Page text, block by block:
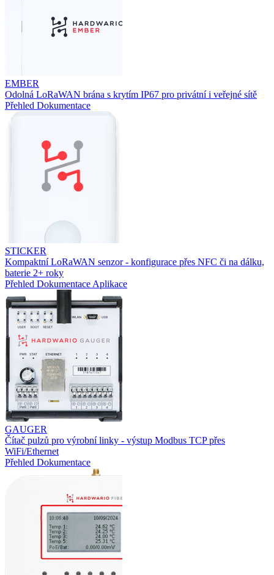
EMBER
Odolná LoRaWAN brána s krytím IP67 pro privátní i veřejné sítě
Přehled Dokumentace
STICKER
Kompaktní LoRaWAN senzor - konfigurace přes NFC či na dálku,
baterie 2+ roky
Přehled Dokumentace Aplikace
GAUGER
Čítač pulzů pro výrobní linky - výstup Modbus TCP přes
WiFi/Ethernet
Přehled Dokumentace